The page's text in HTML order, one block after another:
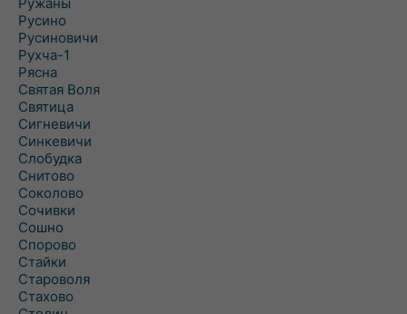
Русино
Русиновичи
Рухча-1
Рясна
Святая Воля
Святица
Сигневичи
Синкевичи
Слобудка
Снитово
Соколово
Сочивки
Сошно
Спорово
Стайки
Староволя
Стахово